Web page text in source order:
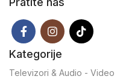
Kategorije
Televizori & Audio - Video